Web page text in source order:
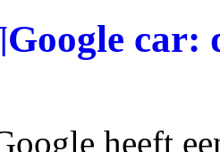
Google car:
heeft